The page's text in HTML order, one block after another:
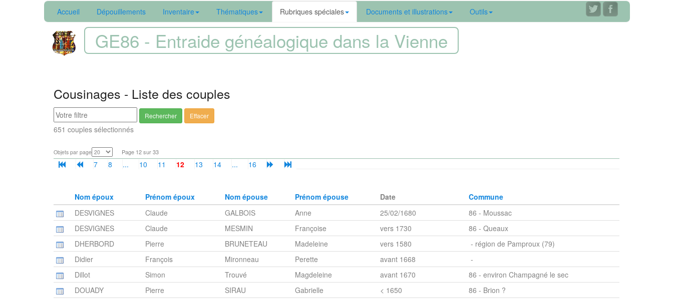
Accueil Dépouillements Inventaire Thématiques Rubriques spéciales Documents et illustrations Outils
GE86 - Entraide généalogique dans la Vienne
Cousinages - Liste des couples
Rechercher Effacer
651 couples sélectionnés
Objets par page Page 12 sur 33
7 8 ... 10 11 12 13 14 ... 16
Nom époux Prénom époux Nom épouse Prénom épouse Date
Commune
DESVIGNES
Claude GALBOIS Anne 25/02/1680
86 - Moussac
DESVIGNES
Claude MESMIN Françoise vers 1730
86 - Queaux
DHERBORD
Pierre BRUNETEAU Madeleine vers 1580
- région de Pamproux (79)
Didier
François Mironneau Perette avant 1668
-
Dillot
Simon Trouvé Magdeleine avant 1670
86 - environ Champagné le sec
DOUADY
Pierre SIRAU Gabrielle < 1650
86 - Brion ?